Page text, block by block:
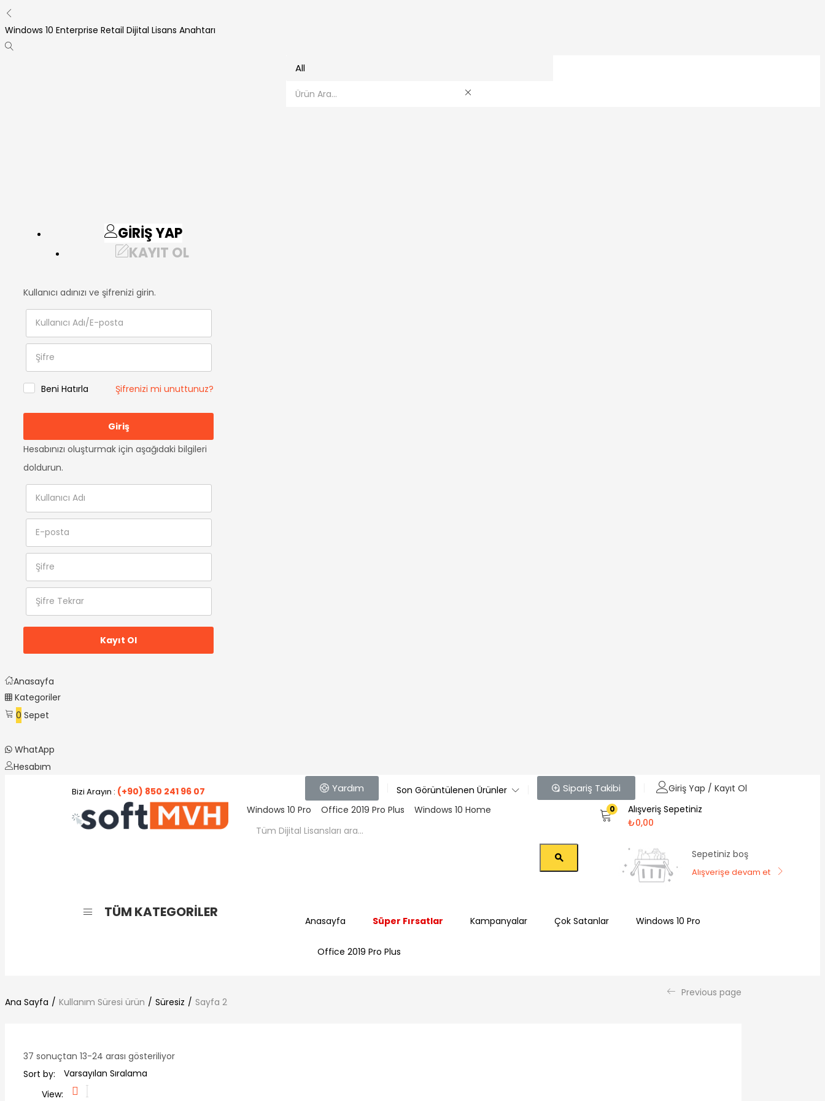
Windows 10 Enterprise Retail Dijital Lisans Anahtarı
GIRIŞ YAP
KAYIT OL
Kullanıcı adınızı ve şifrenizi girin.
Beni Hatırla Şifrenizi mi unuttunuz?
Hesabınızı oluşturmak için aşağıdaki bilgileri
doldurun.
Anasayfa
Kategoriler
0 Sepet
WhatApp
Hesabım
Bizi Arayın : (+90) 850 241 96 07 Yardım Son Görüntülenen Ürünler Sipariş Takibi
Giriş Yap / Kayıt Ol
Windows 10 Pro
Office 2019 Pro Plus Windows 10 Home 0
Alışveriş Sepetiniz
₺0,00
Sepetiniz boş
Alışverişe devam et
TÜM KATEGORİLER
Anasayfa Süper Fırsatlar Kampanyalar Çok Satanlar Windows 10 Pro
Office 2019 Pro Plus
Ana Sayfa Kullanım Süresi ürün Süresiz Sayfa 2
Previous page
37 sonuçtan 13-24 arası gösteriliyor
Sort by:
View: